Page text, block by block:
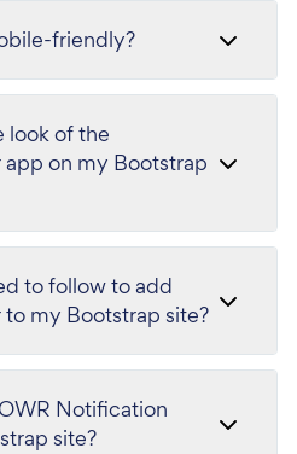
friendly?
look of the
on my Bootstrap
to follow to add
my Bootstrap site?
Notification
site?